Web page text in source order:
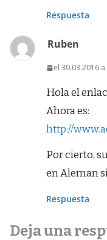
Respuesta
Ruben
el 30.03.2016 a
Hola el
Ahora es:
http://
Por cierto,
en Aleman
Respuesta
Deja una